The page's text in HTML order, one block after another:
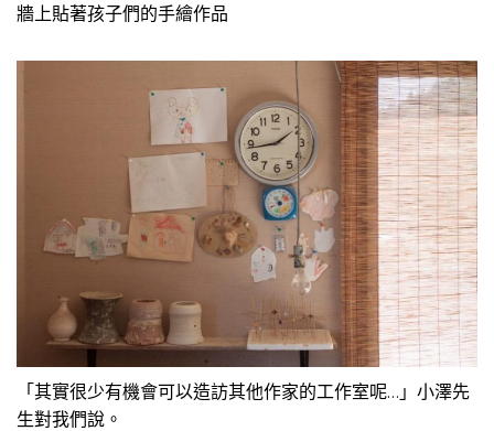
牆上貼著孩子們的手繪作品
「其實很少有機會可以造訪其他作家的工作室呢…」小澤先
生對我們說。